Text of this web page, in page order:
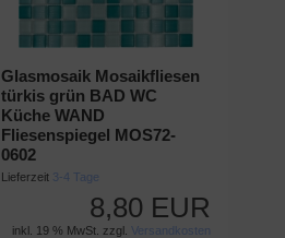
Glasmosaik Mosaikfliesen
türkis grün BAD WC
Küche WAND
Fliesenspiegel MOS72-
0602
Lieferzeit 3-4 Tage
8,80 EUR
inkl. 19 % MwSt. zzgl. Versandkosten